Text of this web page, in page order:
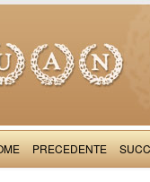
PRECEDENTE